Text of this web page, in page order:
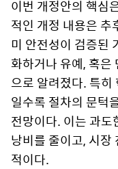
이번 개정안의 핵심
적인 개정 내용은 추
미 안전성이 검증된
화하거나 유예, 혹은
으로 알려졌다. 특히
일수록 절차의 문턱
전망이다. 이는 과도
낭비를 줄이고, 시장
적이다.